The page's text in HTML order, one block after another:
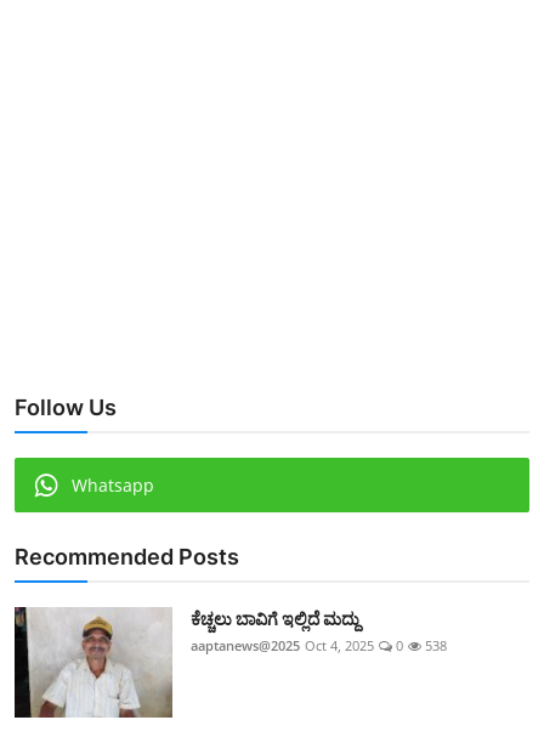
Follow Us
Whatsapp
Recommended Posts
ಕೆಚ್ಚಲು ಬಾವಿಗೆ ಇಲ್ಲಿದೆ ಮದ್ದು
aaptanews@2025 Oct 4, 2025 0 538